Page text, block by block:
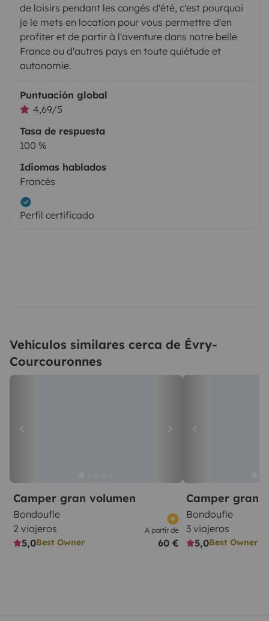
de loisirs pendant les congés d'été, c'est pourquoi
je le mets en location pour vous permettre d'en
profiter et de partir à l'aventure dans notre belle
France ou d'autres pays en toute quiétude et
autonomie.
Puntuación global
4,69/5
Tasa de respuesta
100 %
Idiomas hablados
Francés
Perfil certificado
Vehículos similares cerca de Évry-
Courcouronnes
Camper gran volumen
Bondoufle
2 viajeros
5,0Best Owner
A partir de
60 €
Camper gran
Bondoufle
3 viajeros
5,0Best Owner